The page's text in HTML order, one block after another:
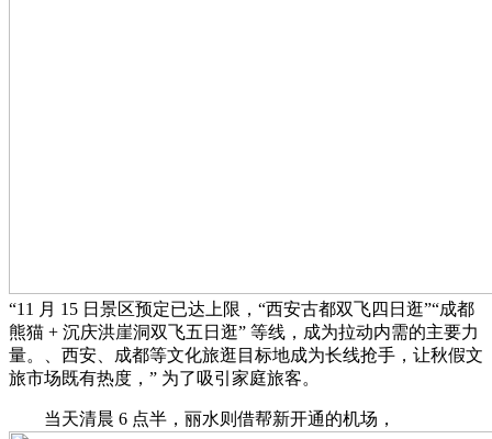
“11 月 15 日景区预定已达上限，“西安古都双飞四日逛”“成都
熊猫 + 沉庆洪崖洞双飞五日逛” 等线，成为拉动内需的主要力
量。、西安、成都等文化旅逛目标地成为长线抢手，让秋假文
旅市场既有热度，” 为了吸引家庭旅客。
当天清晨 6 点半，丽水则借帮新开通的机场，